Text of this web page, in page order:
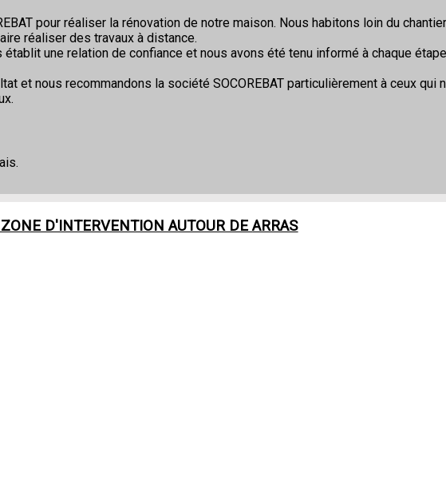
pour réaliser la rénovation de notre maison. Nous habitons loin du
réaliser des travaux à distance.
établit une relation de confiance et nous avons été tenu informé à chaque
et nous recommandons la société SOCOREBAT particulièrement à ceux qui
D'INTERVENTION AUTOUR DEARRAS